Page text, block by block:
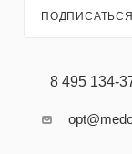
ПОДПИСАТЬСЯ
8 495 134-